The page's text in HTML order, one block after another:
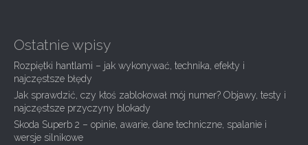
a
v
i
g
a
t
Ostatnie wpisy
Rozpiętki hantlami – jak wykonywać, technika, efekty i
najczęstsze błędy
Jak sprawdzić, czy ktoś zablokował mój numer? Objawy, testy i
najczęstsze przyczyny blokady
Skoda Superb 2 – opinie, awarie, dane techniczne, spalanie i
wersje silnikowe